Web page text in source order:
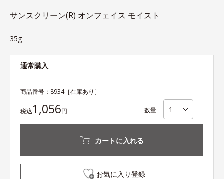
サンスクリーン(R) オンフェイス モイスト
35g
通常購入
商品番号： 8934［在庫あり］
税込1,056円 数量
カートに入れる
お気に入り登録